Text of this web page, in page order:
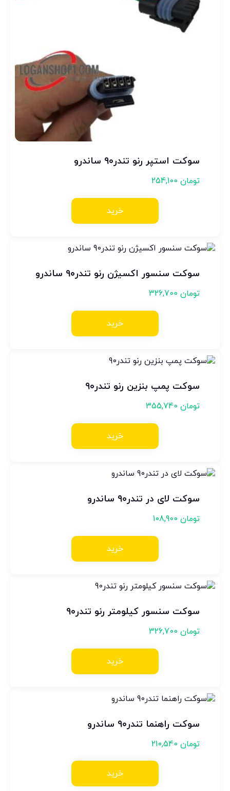
سوکت استپر رنو تندر۹۰ ساندرو
تومان254,100
خرید
سوکت سنسور اکسیژن رنو تندر۹۰ ساندرو
تومان326,700
خرید
سوکت پمپ بنزین رنو تندر۹۰
تومان355,740
خرید
سوکت لای در تندر۹۰ ساندرو
تومان108,900
خرید
سوکت سنسور کیلومتر رنو تندر۹۰
تومان326,700
خرید
سوکت راهنما تندر۹۰ ساندرو
تومان210,540
خرید